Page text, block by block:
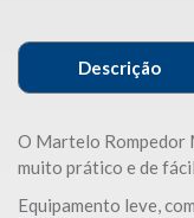
Descrição
O Martelo Rompedor
muito prático e de
Equipamento leve,